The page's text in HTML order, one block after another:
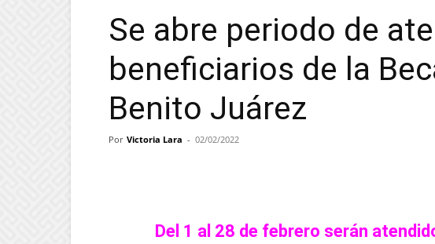
Se abre periodo de
beneficiarios de la
Benito Juárez
Por Victoria Lara - 02/02/2022
Del 1 al 28 de febrero serán